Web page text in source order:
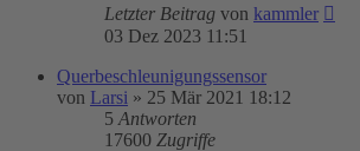
Letzter Beitrag von kammler
03 Dez 2023 11:51
Querbeschleunigungssensor
von Larsi » 25 Mär 2021 18:12
5 Antworten
17600 Zugriffe